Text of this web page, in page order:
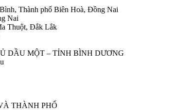
Thành phố Biên Hoà, Đồng Nai
Nai
Thuột, Đắk Lắk
DẦU MỘT – TỈNH BÌNH DƯƠNG
THÀNH PHỐ